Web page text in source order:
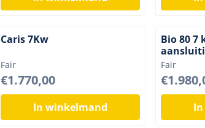
Caris 7Kw
Merk:
Fair
Prijs: 1 770,00
€1.770,00
In winkelmand
Bio 80 7
Merk:
Fair
Prijs: 1